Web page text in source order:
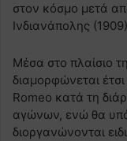
στον κόσμο μετά
Ινδιανάπολης
Μέσα στο πλαίσιο
διαμορφώνεται
Romeo κατά τη
αγώνων, ενώ θα
διοργανώνονται